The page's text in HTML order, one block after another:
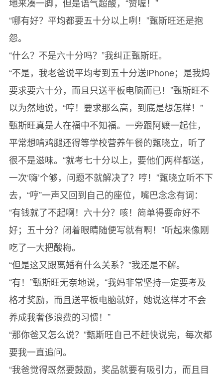
“哪有好？平均都要五十分以上咧！”甄斯旺还是抱
怨。
“什么？不是六十分吗？”我纠正甄斯旺。
“不是，我老爸说平均考到五十分送iPhone；是我妈
要求要六十分，而且只送平板电脑而已！”甄斯旺不
以为然地说，“哼！要求那么高，到底是想怎样！”
甄斯旺真是人在福中不知福。一旁跟阿嬷一起住，
平常想啃鸡腿还得等学校营养午餐的甄晓立，听了
很不是滋味。“就考七十分以上，要他们两样都送，
一次‘嗨’个够，问题不就解决了？哼！”甄晓立听不下
去，“哼”一声又回到自己的座位，嘴巴念念有词：
“有钱就了不起啊！六十分？咳！简单得要命好不
好；五十分？闭着眼睛随便写就有啊！”听起来像刚
吃了一大把酸梅。
“但是这又跟离婚有什么关系？”我还是不解。
“有！”甄斯旺无奈地说，“我妈非常坚持一定要考及
格才奖励，而且送平板电脑就好，她说这样才不会
养成我奢侈浪费的习惯！”
“那你爸又怎么说？”甄斯旺自己不赶快说完，每次都
要我一直追问。
“我爸觉得既然要鼓励，奖品就要有吸引力，而且目